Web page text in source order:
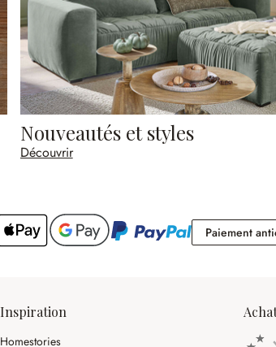
Nouveautés et styles
Découvrir
Paiement
Inspiration
Homestories